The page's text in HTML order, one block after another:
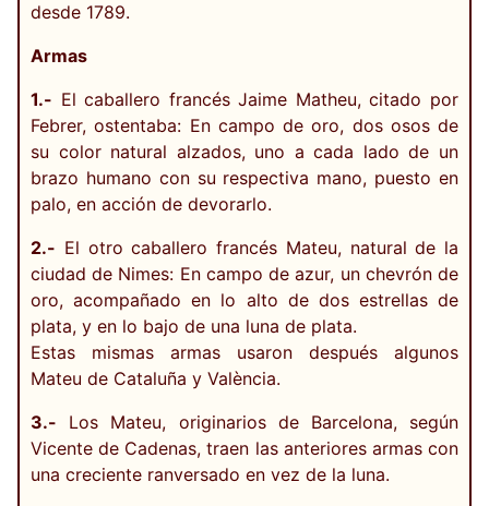
desde 1789.
Armas
1.- El caballero francés Jaime Matheu, citado por
Febrer, ostentaba: En campo de oro, dos osos de
su color natural alzados, uno a cada lado de un
brazo humano con su respectiva mano, puesto en
palo, en acción de devorarlo.
2.- El otro caballero francés Mateu, natural de la
ciudad de Nimes: En campo de azur, un chevrón de
oro, acompañado en lo alto de dos estrellas de
plata, y en lo bajo de una luna de plata.
Estas mismas armas usaron después algunos
Mateu de Cataluña y València.
3.- Los Mateu, originarios de Barcelona, según
Vicente de Cadenas, traen las anteriores armas con
una creciente ranversado en vez de la luna.